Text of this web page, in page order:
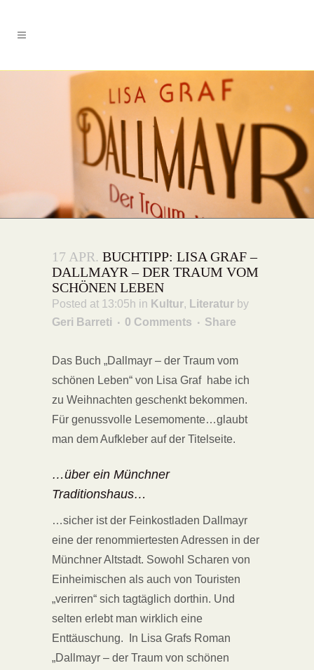
17 APR. BUCHTIPP: LISA GRAF –
DALLMAYR – DER TRAUM VOM
SCHÖNEN LEBEN
Posted at 13:05h in Kultur, Literatur by
Geri Barreti
0 Comments Share
Das Buch „Dallmayr – der Traum vom
schönen Leben“ von Lisa Graf habe ich
zu Weihnachten geschenkt bekommen.
Für genussvolle Lesemomente…glaubt
man dem Aufkleber auf der Titelseite.
…über ein Münchner
Traditionshaus…
…sicher ist der Feinkostladen Dallmayr
eine der renommiertesten Adressen in der
Münchner Altstadt. Sowohl Scharen von
Einheimischen als auch von Touristen
„verirren“ sich tagtäglich dorthin. Und
selten erlebt man wirklich eine
Enttäuschung. In Lisa Grafs Roman
„Dallmayr – der Traum von schönen